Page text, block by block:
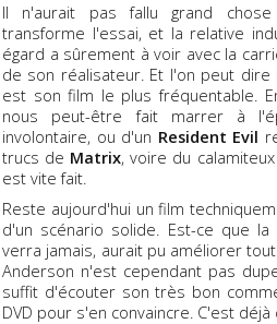
Il n'aurait pas fallu grand
transforme l'essai, et la relative
égard a sûrement à voir avec la
de son réalisateur. Et l'on peut
est son film le plus fréquentable.
nous peut-être fait marrer à
involontaire, ou d'un Resident Evil
trucs de Matrix, voire du calamiteux
est vite fait.
Reste aujourd'hui un film
d'un scénario solide. Est-ce que
verra jamais, aurait pu améliorer tout
Anderson n'est cependant pas
suffit d'écouter son très bon
DVD pour s'en convaincre. C'est déjà